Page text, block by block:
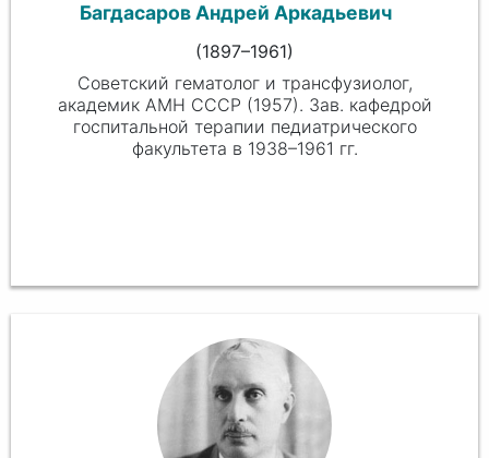
Багдасаров Андрей Аркадьевич
(1897–1961)
Советский гематолог и трансфузиолог,
академик АМН СССР (1957). Зав. кафедрой
госпитальной терапии педиатрического
факультета в 1938–1961 гг.